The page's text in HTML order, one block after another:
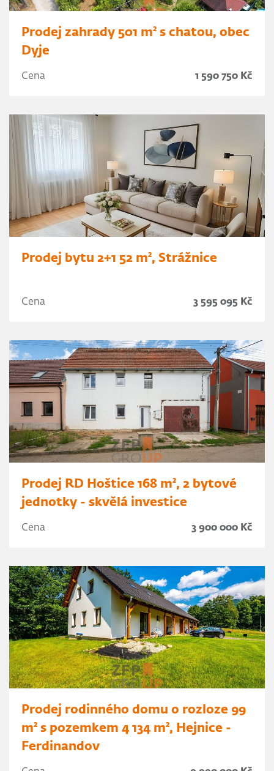
Prodej zahrady 501 m² s chatou, obec
Dyje
Cena 1 590 750 Kč
Prodej bytu 2+1 52 m², Strážnice
Cena 3 595 095 Kč
Prodej RD Hoštice 168 m², 2 bytové
jednotky - skvělá investice
Cena 3 900 000 Kč
Prodej rodinného domu o rozloze 99
m² s pozemkem 4 134 m², Hejnice -
Ferdinandov